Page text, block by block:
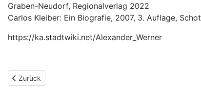
Graben-Neudorf, Regionalverlag 2022
Carlos Kleiber: Ein Biografie, 2007, 3. Auflage,
https://ka.stadtwiki.net/Alexander_Werner
Vorheriger Beitrag: Einführung
Zurück